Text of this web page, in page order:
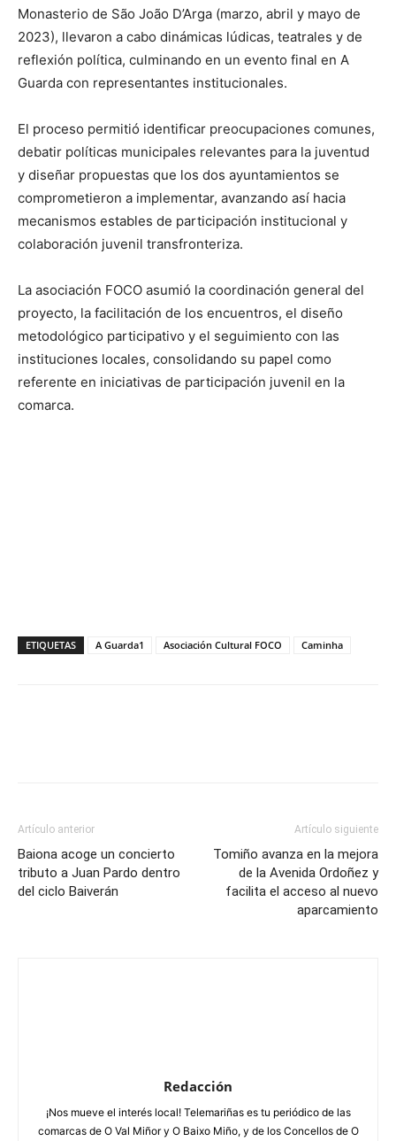
Monasterio de São João D’Arga (marzo, abril y mayo de
2023), llevaron a cabo dinámicas lúdicas, teatrales y de
reflexión política, culminando en un evento final en A
Guarda con representantes institucionales.
El proceso permitió identificar preocupaciones comunes,
debatir políticas municipales relevantes para la juventud
y diseñar propuestas que los dos ayuntamientos se
comprometieron a implementar, avanzando así hacia
mecanismos estables de participación institucional y
colaboración juvenil transfronteriza.
La asociación FOCO asumió la coordinación general del
proyecto, la facilitación de los encuentros, el diseño
metodológico participativo y el seguimiento con las
instituciones locales, consolidando su papel como
referente en iniciativas de participación juvenil en la
comarca.
ETIQUETAS A Guarda1 Asociación Cultural FOCO Caminha
Artículo anterior
Baiona acoge un concierto
tributo a Juan Pardo dentro
del ciclo Baiverán
Artículo siguiente
Tomiño avanza en la mejora
de la Avenida Ordoñez y
facilita el acceso al nuevo
aparcamiento
Redacción
¡Nos mueve el interés local! Telemariñas es tu periódico de las
comarcas de O Val Miñor y O Baixo Miño, y de los Concellos de O